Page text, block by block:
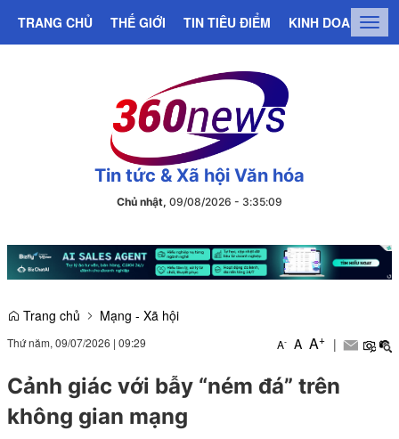
TRANG CHỦ THẾ GIỚI TIN TIÊU ĐIỂM KINH DOANH
Tin tức & Xã hội Văn hóa
Chủ nhật, 09/08/2026 - 3:35:09
Trang chủ Mạng - Xã hội
Thứ năm, 09/07/2026 | 09:29 A- A A+ |
Cảnh giác với bẫy “ném đá” trên
không gian mạng